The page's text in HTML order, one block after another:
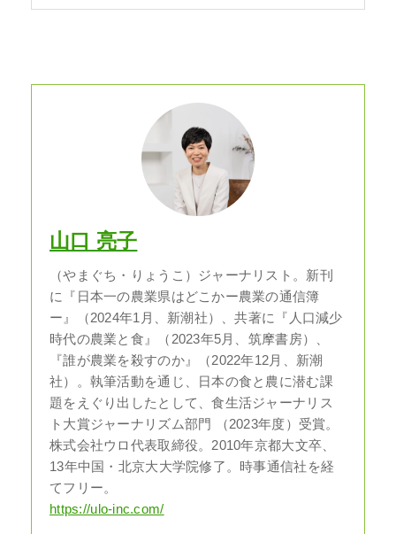
山口 亮子
（やまぐち・りょうこ）ジャーナリスト。新刊
に『日本一の農業県はどこかー農業の通信簿
ー』（2024年1月、新潮社）、共著に『人口減少
時代の農業と食』（2023年5月、筑摩書房）、
『誰が農業を殺すのか』（2022年12月、新潮
社）。執筆活動を通じ、日本の食と農に潜む課
題をえぐり出したとして、食生活ジャーナリス
ト大賞ジャーナリズム部門 （2023年度）受賞。
株式会社ウロ代表取締役。2010年京都大文卒、
13年中国・北京大大学院修了。時事通信社を経
てフリー。
https://ulo-inc.com/